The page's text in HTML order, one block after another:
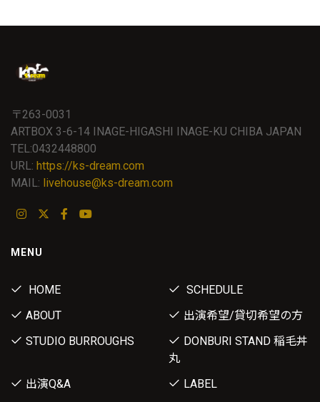
〒263-0031
ARTBOX 3-6-14 INAGE-HIGASHI INAGE-KU CHIBA JAPAN
TEL:0432448800
URL: https://ks-dream.com
MAIL: livehouse@ks-dream.com
MENU
HOME
SCHEDULE
ABOUT
出演希望/貸切希望の方
STUDIO BURROUGHS
DONBURI STAND 稲毛丼
丸
出演Q&A
LABEL